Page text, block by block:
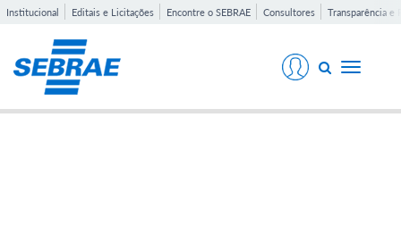
Institucional Editais e Licitações Encontre o SEBRAE Consultores Transparência e
Toggle